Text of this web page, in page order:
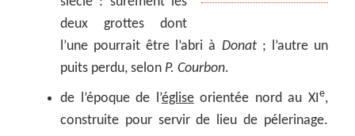
deux grottes dont
l’une pourrait être l’abri à Donat; l’autre un
puits perdu, selon P. Courbon.
de l’époque de l’égliseorientée nord au XIe,
construite pour servir de lieu de pélerinage.